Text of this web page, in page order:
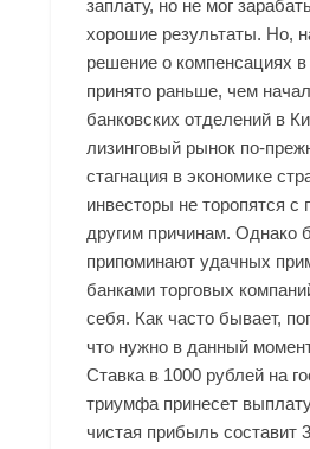
заплату, но не мог
хорошие результаты. Но,
решение о компенсациях
принято раньше, чем
банковских отделений в
лизинговый рынок по-
стагнация в экономике
инвесторы не торопятся с
другим причинам. Однако
припоминают удачных
банками торговых
себя. Как часто бывает,
что нужно в данный
Ставка в 1000 рублей на
триумфа принесет
чистая прибыль составит